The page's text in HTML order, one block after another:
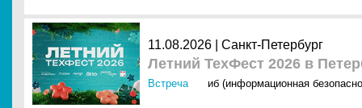
11.08.2026 | Санкт-Петербург
Летний ТехФест 2026 в
Встреча иб (информационная